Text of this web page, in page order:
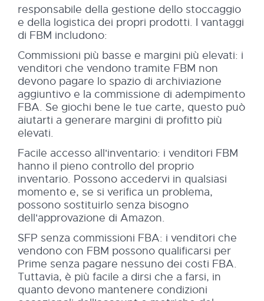
responsabile della gestione dello stoccaggio
e della logistica dei propri prodotti. I vantaggi
di FBM includono:
Commissioni più basse e margini più elevati: i
venditori che vendono tramite FBM non
devono pagare lo spazio di archiviazione
aggiuntivo e la commissione di adempimento
FBA. Se giochi bene le tue carte, questo può
aiutarti a generare margini di profitto più
elevati.
Facile accesso all'inventario: i venditori FBM
hanno il pieno controllo del proprio
inventario. Possono accedervi in qualsiasi
momento e, se si verifica un problema,
possono sostituirlo senza bisogno
dell'approvazione di Amazon.
SFP senza commissioni FBA: i venditori che
vendono con FBM possono qualificarsi per
Prime senza pagare nessuno dei costi FBA.
Tuttavia, è più facile a dirsi che a farsi, in
quanto devono mantenere condizioni